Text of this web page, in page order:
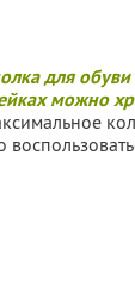
для
можно